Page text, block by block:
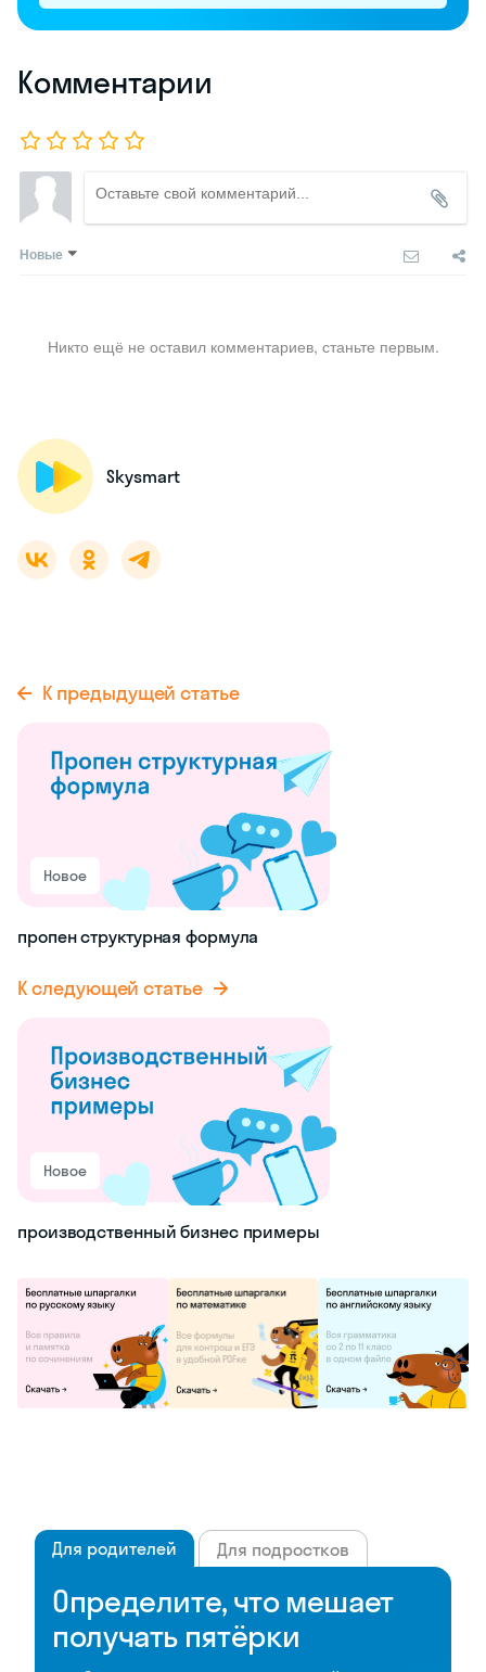
Комментарии
Новые
Никто ещё не оставил комментариев, станьте первым.
Skysmart
К предыдущей статье
Новое
пропен структурная формула
К следующей статье
Новое
производственный бизнес примеры
Для родителей Для подростков
Определите, что мешает
получать пятёрки